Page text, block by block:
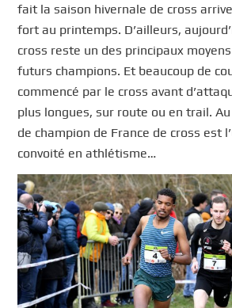
fait la saison hivernale de cross
fort au printemps. D’ailleurs,
cross reste un des principaux
futurs champions. Et beaucoup de
commencé par le cross avant
plus longues, sur route ou en trail.
de champion de France de cross est
convoité en athlétisme…